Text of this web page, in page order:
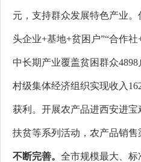
元 ，支持群众发展特色产业。
头企业+基地+贫困户”“合作社
中长期产业覆盖贫困群众4898
村级集体经济组织实现收入
获利。开展农产品进西安进
扶贫等系列活动，农产品销售
不断完善。 全市规模最大、